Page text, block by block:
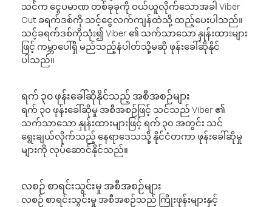
သင်က ငွေပမာဏ တစ်ခုခုကို ဝယ်ယူလိုက်သောအခါ Viber
Out ခရက်ဒစ်ကို သင့်ငွေလက်ကျန်ထဲသို့ ထည့်ပေးပါသည်။
သင့်ခရက်ဒစ်ကိုသုံး၍ Viber ၏ သက်သာသော နှုန်းထားများ
ဖြင့် ကမ္ဘာပေါ်ရှိ မည်သည့်နံပါတ်သို့မဆို ဖုန်းခေါ်ဆိုနိုင်
ပါသည်။
ရက် ၃၀ ဖုန်းခေါ်ဆိုနိုင်သည့် အစီအစဉ်များ
ရက် ၃၀ ဖုန်းခေါ်ဆိုမှု အစီအစဉ်ဖြင့် သင်သည် Viber ၏
သက်သာသော နှုန်းထားများဖြင့် ရက် ၃၀ အတွင်း သင်
ရွေးချယ်လိုက်သည့် နေရာဒေသသို့ နိုင်ငံတကာ ဖုန်းခေါ်ဆိုမှု
များကို လုပ်ဆောင်နိုင်သည်။
လစဉ် စာရင်းသွင်းမှု အစီအစဉ်များ
လစဉ် စာရင်းသွင်းမှု အစီအစဉ်သည် ကြိုးဖုန်းများနှင့်